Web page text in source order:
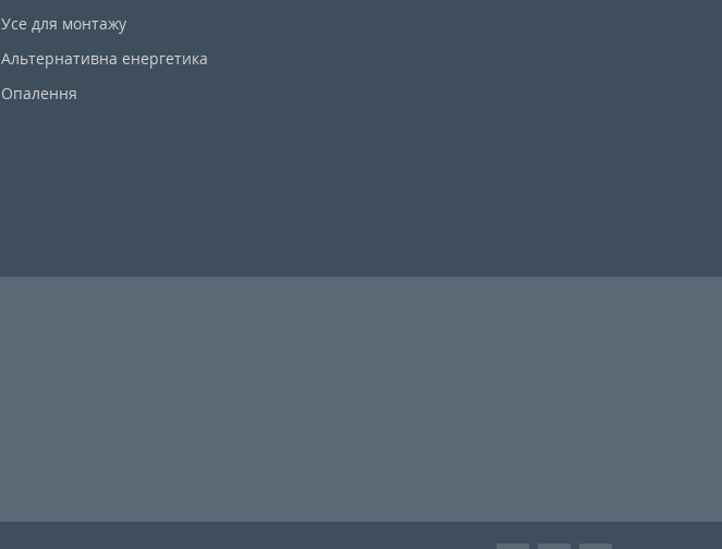
Усе для монтажу
Альтернативна енергетика
Опалення